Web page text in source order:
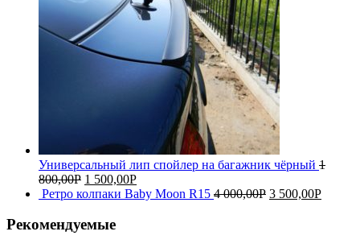
Универсальный лип спойлер на багажник чёрный 1
800,00Р 1 500,00Р
Ретро колпаки Baby Moon R15 4 000,00Р 3 500,00Р
Рекомендуемые